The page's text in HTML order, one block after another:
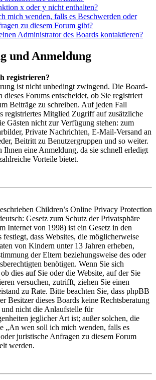
x oder y nicht enthalten?
mich wenden, falls es Beschwerden oder
zu diesem Forum gibt?
Administrator des Boards kontaktieren?
und Anmeldung
registrieren?
ist nicht unbedingt zwingend. Die Board-
dieses Forums entscheidet, ob Sie registriert
Beiträge zu schreiben. Auf jeden Fall
registriertes Mitglied Zugriff auf zusätzliche
Gästen nicht zur Verfügung stehen: zum
Private Nachrichten, E-Mail-Versand an
Beitritt zu Benutzergruppen und so weiter.
Ihnen eine Anmeldung, da sie schnell erledigt
Vorteile bietet.
Children’s Online Privacy Protection
Gesetz zum Schutz der Privatsphäre
Internet von 1998) ist ein Gesetz in den
dass Websites, die möglicherweise
von Kindern unter 13 Jahren erheben,
der Eltern beziehungsweise des oder
benötigen. Wenn Sie sich
dies auf Sie oder die Website, auf der Sie
versuchen, zutrifft, ziehen Sie einen
zu Rate. Bitte beachten Sie, dass phpBB
Besitzer dieses Boards keine Rechtsberatung
und nicht die Anlaufstelle für
jeglicher Art ist; außer solchen, die
„An wen soll ich mich wenden, falls es
juristische Anfragen zu diesem Forum
werden.